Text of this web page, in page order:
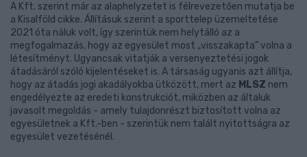
A Kft. szerint már az alaphelyzetet is félrevezetően mutatja be
a Kisalföld cikke. Állításuk szerint a sporttelep üzemeltetése
2021 óta náluk volt, így szerintük nem helytálló az a
megfogalmazás, hogy az egyesület most „visszakapta” volna a
létesítményt. Ugyancsak vitatják a versenyeztetési jogok
átadásáról szóló kijelentéseket is. A társaság ugyanis azt állítja,
hogy az átadás jogi akadályokba ütközött, mert az MLSZ nem
engedélyezte az eredeti konstrukciót, miközben az általuk
javasolt megoldás - amely tulajdonrészt biztosított volna az
egyesületnek a Kft.-ben - szerintük nem talált nyitottságra az
egyesület vezetésénél.